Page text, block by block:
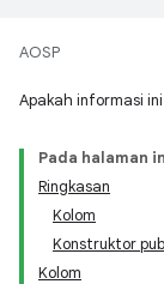
AOSP
Apakah informasi
Pada halaman
Ringkasan
Kolom
Konstruktor
Kolom